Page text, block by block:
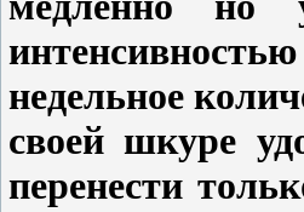
недельное
своей шкуре
перенести